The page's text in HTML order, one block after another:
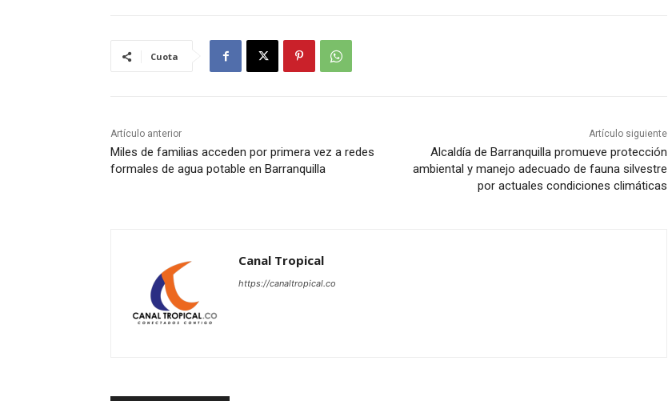
Cuota
Artículo anterior
Miles de familias acceden por primera vez a redes
formales de agua potable en Barranquilla
Artículo siguiente
Alcaldía de Barranquilla promueve protección
ambiental y manejo adecuado de fauna silvestre
por actuales condiciones climáticas
Canal Tropical
https://canaltropical.co